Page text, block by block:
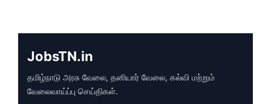
JobsTN.in
தமிழ்நாடு அரசு வேலை, தனியார் வேலை, கல்வி மற்றும்
வேலைவாய்ப்பு செய்திகள்.